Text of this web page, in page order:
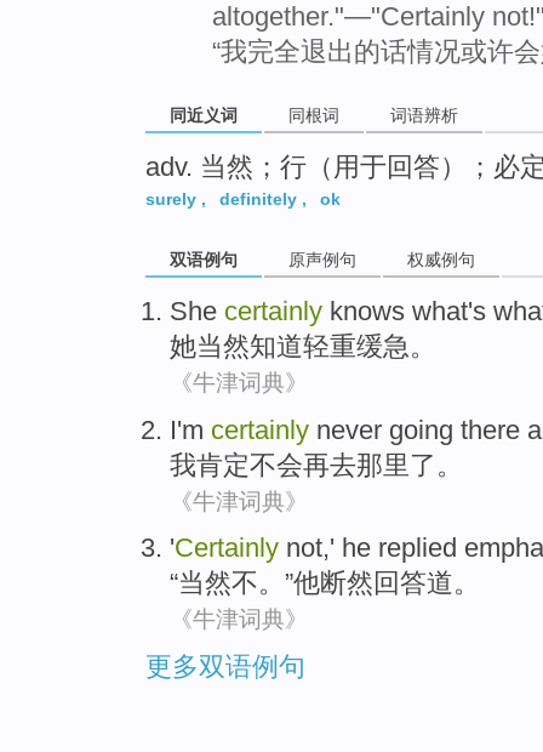
altogether."—"Certainly
“我完全退出的话情况或许
同近义词 同根词 词语辨析
adv. 当然；行（用于回答）；必
surely , definitely , ok
双语例句 原声例句 权威例句
She certainly knows what's
她当然知道轻重缓急。
《牛津词典》
I'm certainly never going there
我肯定不会再去那里 了。
《牛津词典》
'Certainly not,' he replied
“当然不。”他断然回答道。
《牛津词典》
更多双语例句